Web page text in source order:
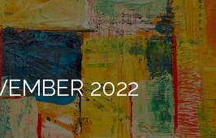
2022